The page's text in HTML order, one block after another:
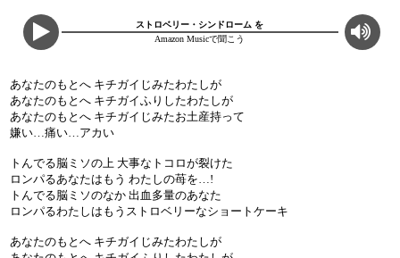
ストロベリー・シンドローム を
Amazon Musicで聞こう
あなたのもとへ キチガイじみたわたしが
あなたのもとへ キチガイふりしたわたしが
あなたのもとへ キチガイじみたお土産持って
嫌い…痛い…アカい
トんでる脳ミソの上 大事なトコロが裂けた
ロンパるあなたはもう わたしの苺を…!
トんでる脳ミソのなか 出血多量のあなた
ロンパるわたしはもうストロベリーなショートケーキ
あなたのもとへ キチガイじみたわたしが